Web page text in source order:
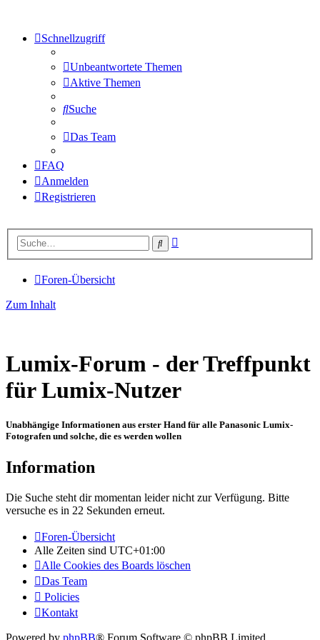
Schnellzugriff
Unbeantwortete Themen
Aktive Themen
Suche
Das Team
FAQ
Anmelden
Registrieren
Suche
Foren-Übersicht
Zum Inhalt
Lumix-Forum - der Treffpunkt
für Lumix-Nutzer
Unabhängige Informationen aus erster Hand für alle Panasonic Lumix-
Fotografen und solche, die es werden wollen
Information
Die Suche steht dir momentan leider nicht zur Verfügung. Bitte
versuche es in 22 Sekunden erneut.
Foren-Übersicht
Alle Zeiten sind UTC+01:00
Alle Cookies des Boards löschen
Das Team
Policies
Kontakt